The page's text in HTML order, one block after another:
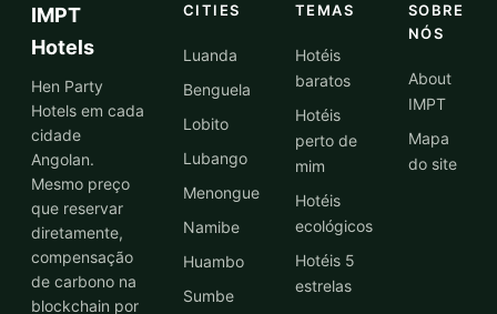
IMPT
Hotels
Hen Party
Hotels em cada
cidade
Angolan.
Mesmo preço
que reservar
diretamente,
compensação
de carbono na
blockchain por
CITIES
Luanda
Benguela
Lobito
Lubango
Menongue
Namibe
Huambo
Sumbe
TEMAS
Hotéis
baratos
Hotéis
perto de
mim
Hotéis
ecológicos
Hotéis 5
estrelas
SOBRE
NÓS
About
IMPT
Mapa
do site